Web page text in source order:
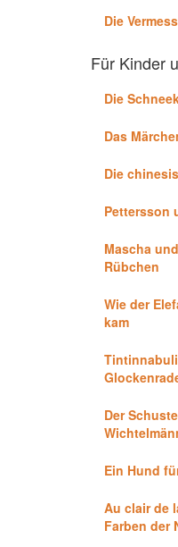
Die
Für Kinder
Die
Das
Die
Pettersson
Mascha
Rübchen
Wie der
kam
Der
Ein Hund
Au clair de
Farben der